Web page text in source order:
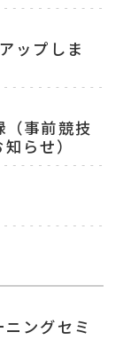
ップしま
事前競技
らせ）
ングセミ